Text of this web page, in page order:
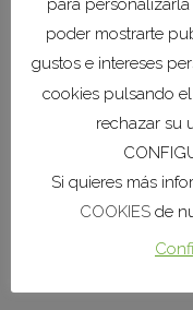
para
poder mostrarte
gustos e intereses
cookies pulsando
rechazar su
Si quieres más
COOKIES de